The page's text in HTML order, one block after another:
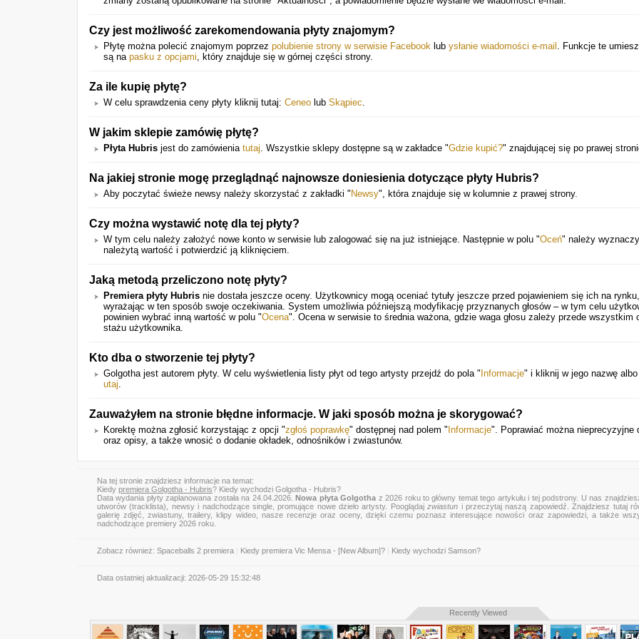
Czy jest możliwość zarekomendowania płyty znajomym?
Płytę można polecić znajomym poprzez polubienie strony w serwisie Facebook lub ysłanie wiadomości e-mail . Funkcje te
są na pasku z opcjami, który znajduje się w górnej części strony.
Za ile kupię płytę?
W celu sprawdzenia ceny płyty kliknij tutaj: Ceneo lub Skąpiec.
W jakim sklepie zamówię płytę?
Płyta Hubris jest do zamówienia tutaj. Wszystkie sklepy dostępne są w zakładce "Gdzie kupić?" znajdującej się po prawej
Na jakiej stronie mogę przeglądnąć najnowsze doniesienia dotyczące płyty Hubris?
Aby poczytać świeże newsy należy skorzystać z zakładki " Newsy", która znajduje się w kolumnie z prawej strony.
Czy można wystawić notę dla tej płyty?
W tym celu należy założyć nowe konto w serwisie lub zalogować się na już istniejące. Następnie w polu "Oceń" należy
należytą wartość i potwierdzić ją kliknięciem.
Jaką metodą przeliczono notę płyty?
Premiera płyty Hubris nie dostała jeszcze oceny. Użytkownicy mogą oceniać tytuły jeszcze przed pojawieniem się ich na rynku,
wyrażając w ten sposób swoje oczekiwania. System umożliwia późniejszą modyfikację przyznanych głosów – w tym celu
powinien wybrać inną wartość w polu "Ocena". Ocena w serwisie to średnia ważona, gdzie waga głosu zależy przede wszystkim
stażu użytkownika.
Kto dba o stworzenie tej płyty?
Golgotha jest autorem płyty. W celu wyświetlenia listy płyt od tego artysty przejdź do pola " Informacje" i kliknij w jego nazwę
utaj.
Zauważyłem na stronie błędne informacje. W jaki sposób można je skorygować?
Korektę można zgłosić korzystając z opcji "zgłoś poprawkę" dostępnej nad polem " Informacje". Poprawiać można nieprecyzyjne
oraz opisy, a także wnosić o dodanie okładek, odnośników i zwiastunów.
Na tej stronie znajdziesz informacje na temat:
Kiedy premiera Golgotha - Hubris? Kiedy wychodzi Golgotha - Hubris?
Data wydania płyty zaplanowana została na 24.04.2026.Nowa płyta Golgotha z 2026 roku to główny temat tego artykułu i tej podstrony. U nas
utworów (tracklista), newsy i nadchodzące single, promujące nowe dzieło artysty. Pooglądajzwiastun i przeczytaj naszą zapowiedź. Znajdziesz tutaj
galerię zdjęć, zwiastuny, trailery, klipy wideo, nasze recenzje oraz oceny, dzięki czemu poznasz interesujące nowości oraz zapowiedzi, a także
nadchodzące premiery 2026 roku.
Zobacz również: Spaceballs 2 premiera Kiedy premiera Vic Mensa - [New Album]? Kiedy wychodzi Samson?
Data ostatniej aktualizacji: 2026-05-29 15:32:48
Recently Viewed